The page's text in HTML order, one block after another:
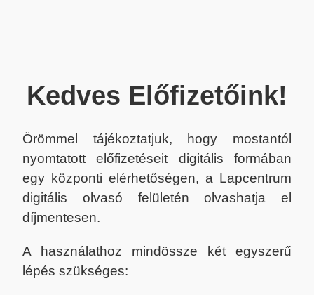
Kedves Előfizetőink!
Örömmel tájékoztatjuk, hogy mostantól
nyomtatott előfizetéseit digitális formában
egy központi elérhetőségen, a Lapcentrum
digitális olvasó felületén olvashatja el
díjmentesen.
A használathoz mindössze két egyszerű
lépés szükséges: